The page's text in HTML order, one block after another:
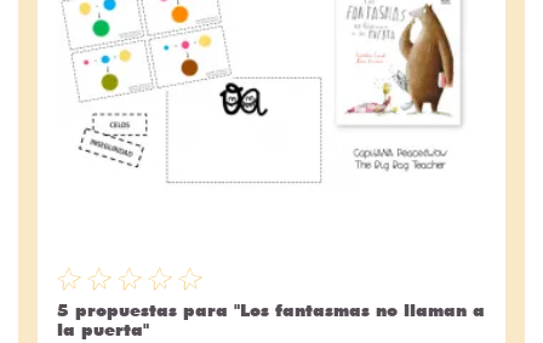
5 propuestas para "Los fantasmas no llaman a
la puerta"